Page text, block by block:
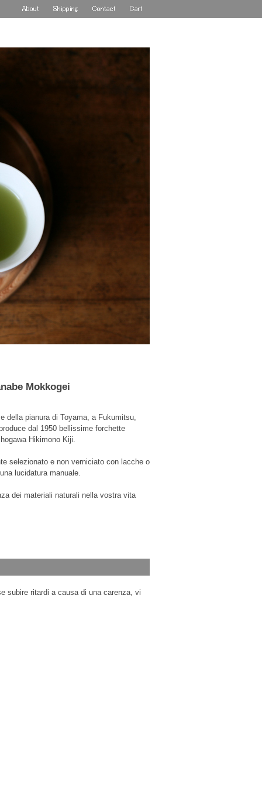
Mokkogei
della pianura di Toyama, a Fukumitsu,
dal 1950 bellissime forchette
Hikimono Kiji.
selezionato e non verniciato con lacche o
lucidatura manuale.
dei materiali naturali nella vostra vita
subire ritardi a causa di una carenza, vi